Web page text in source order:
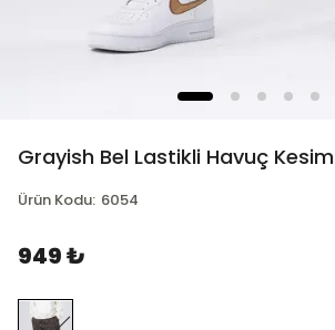
Grayish Bel Lastikli Havuç
Ürün Kodu: 6054
949 ₺